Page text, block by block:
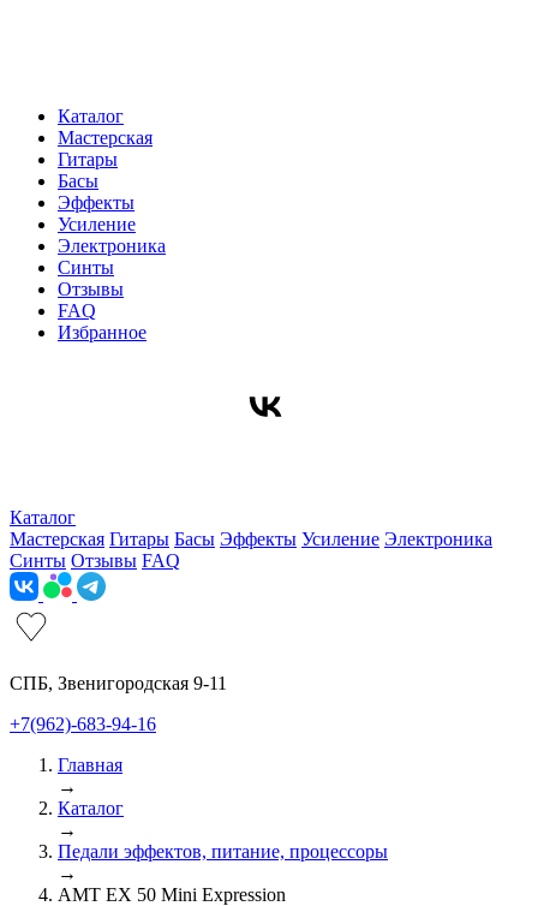
Каталог
Мастерская
Гитары
Басы
Эффекты
Усиление
Электроника
Синты
Отзывы
FAQ
Избранное
Каталог
Мастерская Гитары Басы Эффекты Усиление Электроника
Синты Отзывы FAQ
СПБ, Звенигородская 9-11
+7(962)-683-94-16
Главная
→
Каталог
→
Педали эффектов, питание, процессоры
→
AMT EX 50 Mini Expression